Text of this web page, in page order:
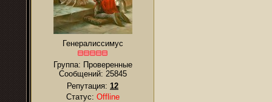
Генералиссимус
Группа: Проверенные
Сообщений: 25845
Репутация: 12
Статус: Offline